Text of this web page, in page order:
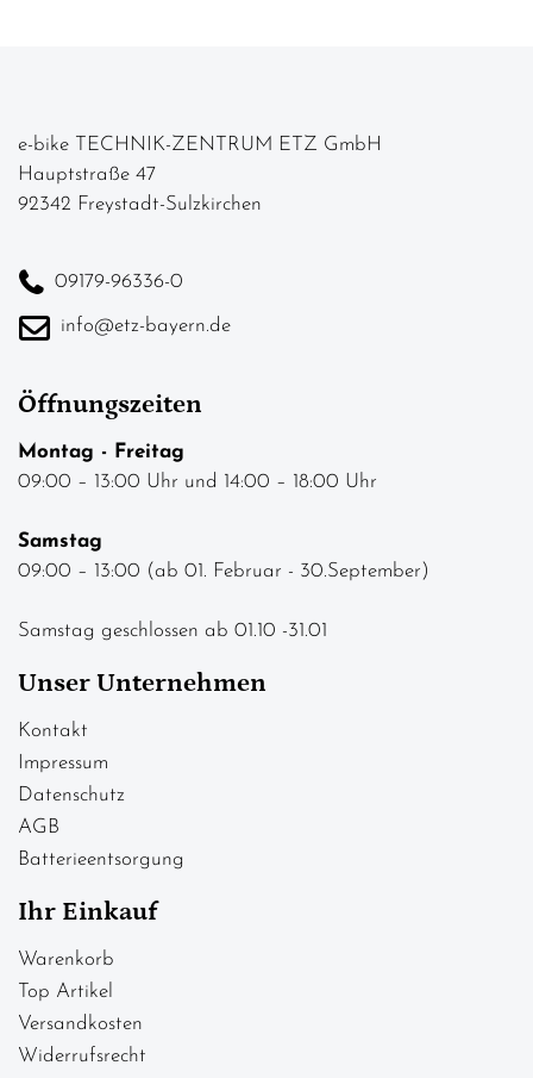
e-bike TECHNIK-ZENTRUM ETZ GmbH
Hauptstraße 47
92342 Freystadt-Sulzkirchen
09179-96336-0
info@etz-bayern.de
Öffnungszeiten
Montag - Freitag
09:00 – 13:00 Uhr und 14:00 – 18:00 Uhr
Samstag
09:00 – 13:00 (ab 01. Februar - 30.September)
Samstag geschlossen ab 01.10 -31.01
Unser Unternehmen
Kontakt
Impressum
Datenschutz
AGB
Batterieentsorgung
Ihr Einkauf
Warenkorb
Top Artikel
Versandkosten
Widerrufsrecht